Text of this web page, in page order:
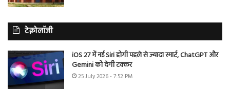
टेक्नोलॉजी
iOS 27 में नई Siri होगी पहले से ज्यादा स्मार्ट, ChatGPT और
Gemini को देगी टक्कर
25 July 2026 - 7:52 PM